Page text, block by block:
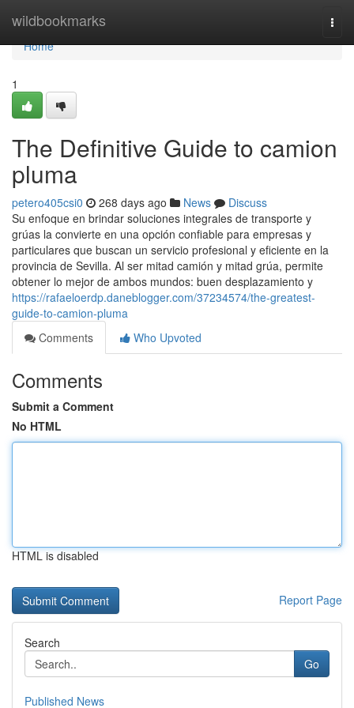
wildbookmarks
Home
Home
1
The Definitive Guide to camion
pluma
petero405csi0 268 days ago News
Discuss
Su enfoque en brindar soluciones integrales de transporte y
grúas la convierte en una opción confiable para empresas y
particulares que buscan un servicio profesional y eficiente en la
provincia de Sevilla. Al ser mitad camión y mitad grúa, permite
obtener lo mejor de ambos mundos: buen desplazamiento y
https://rafaeloerdp.daneblogger.com/37234574/the-greatest-
guide-to-camion-pluma
Comments
Who Upvoted
Comments
Submit a Comment
No HTML
HTML is disabled
Report Page
Search
Go
Published News